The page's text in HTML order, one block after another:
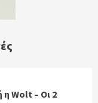
η Wolt – Οι 2